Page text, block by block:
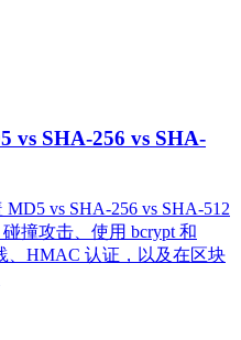
vs SHA-256 vs SHA-
vs SHA-256 vs SHA-512
撞攻击、使用 bcrypt 和
、HMAC 认证，以及在区块